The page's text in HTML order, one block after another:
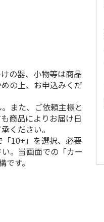
の器、小物等は商品
の上、お申込みくだ
また、ご依頼主様と
商品によりお届け日
ください。
10+」を選択、必要
。当画面での「カー
す。